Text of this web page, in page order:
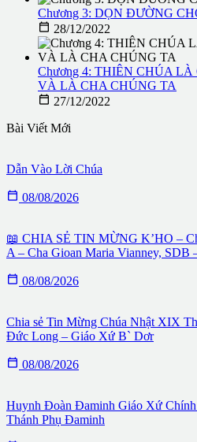
Chương 3: DỌN ĐƯỜNG
 28/12/2022
Chương 4: THIÊN CHÚA
VÀ LÀ CHA CHÚNG TA
 27/12/2022
Bài Viết Mới
Dẫn Vào Lời Chúa
 08/08/2026
📖 CHIA SẺ TIN MỪNG K’HO –
A – Cha Gioan Maria Vianney, SDB
 08/08/2026
Chia sẻ Tin Mừng Chúa Nhật XIX
Đức Long – Giáo Xứ B` Dơr
 08/08/2026
Huynh Đoàn Đaminh Giáo Xứ
Thánh Phụ Đaminh